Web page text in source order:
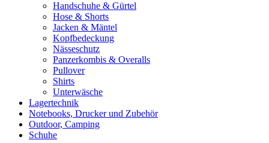
Handschuhe & Gürtel
Hose & Shorts
Jacken & Mäntel
Kopfbedeckung
Nässeschutz
Panzerkombis & Overalls
Pullover
Shirts
Unterwäsche
Lagertechnik
Notebooks, Drucker und Zubehör
Outdoor, Camping
Schuhe